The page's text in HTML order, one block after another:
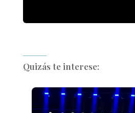
Quizás te interese: